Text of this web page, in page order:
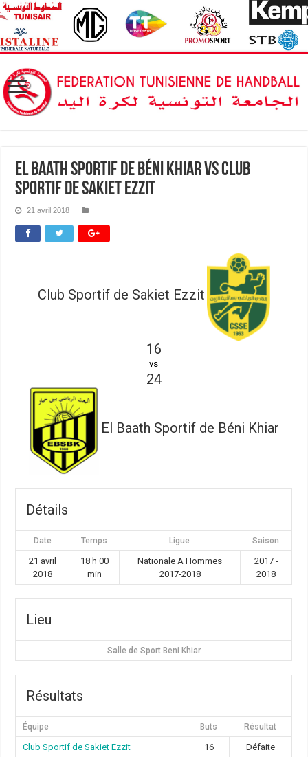
El Baath Sportif de Béni Khiar vs Club
Sportif de Sakiet Ezzit
21 avril 2018
Club Sportif de Sakiet Ezzit
16
vs
24
El Baath Sportif de Béni Khiar
Détails
Date Temps Ligue Saison
21 avril
2018
18 h 00
min
Nationale A Hommes
2017-2018
2017 -
2018
Lieu
Salle de Sport Beni Khiar
Résultats
Équipe Buts Résultat
Club Sportif de Sakiet Ezzit 16
Défaite